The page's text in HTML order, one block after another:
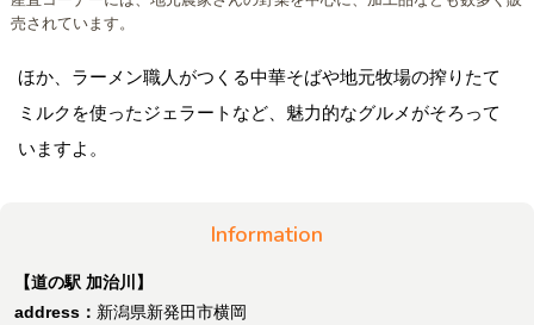
売されています。
ほか、ラーメン職人がつくる中華そばや地元牧場の搾りたて
ミルクを使ったジェラートなど、魅力的なグルメがそろって
いますよ。
Information
【道の駅 加治川】
address： 新潟県新発田市横岡